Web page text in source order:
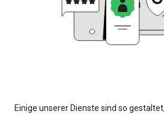
Einige unserer Dienste sind so